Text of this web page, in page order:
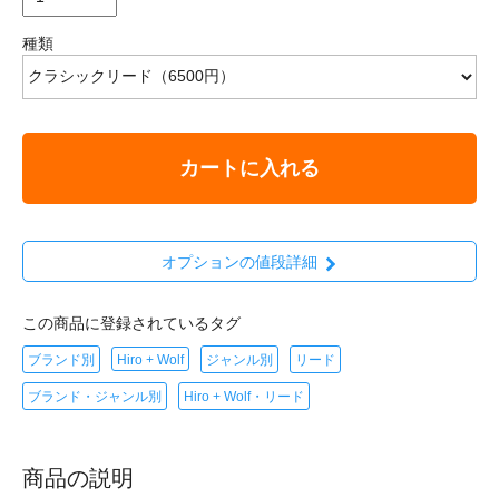
種類
カートに入れる
オプションの値段詳細
この商品に登録されているタグ
ブランド別 Hiro + Wolf ジャンル別 リード
ブランド・ジャンル別 Hiro + Wolf・リード
商品の説明